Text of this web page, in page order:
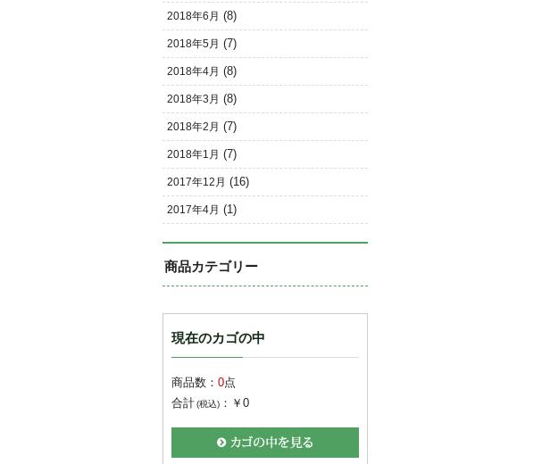
2018年6月 (8)
2018年5月 (7)
2018年4月 (8)
2018年3月 (8)
2018年2月 (7)
2018年1月 (7)
2017年12月 (16)
2017年4月 (1)
商品カテゴリー
現在のカゴの中
商品数： 0点
合計(税込) ： ￥0